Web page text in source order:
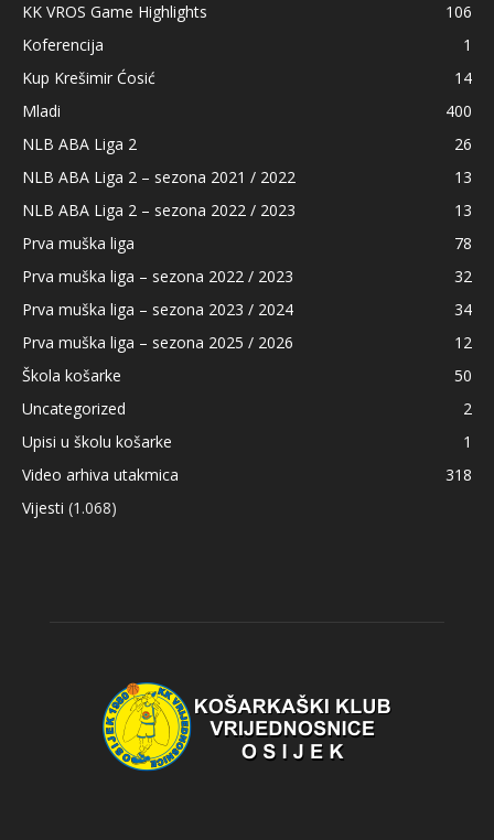
KK VROS Game Highlights
106
Koferencija
1
Kup Krešimir Ćosić
14
Mladi
400
NLB ABA Liga 2
26
NLB ABA Liga 2 – sezona 2021 / 2022
13
NLB ABA Liga 2 – sezona 2022 / 2023
13
Prva muška liga
78
Prva muška liga – sezona 2022 / 2023
32
Prva muška liga – sezona 2023 / 2024
34
Prva muška liga – sezona 2025 / 2026
12
Škola košarke
50
Uncategorized
2
Upisi u školu košarke
1
Video arhiva utakmica
318
Vijesti (1.068)